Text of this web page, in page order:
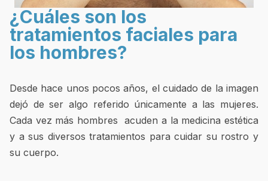
¿Cuáles son los
tratamientos faciales para
los hombres?
Desde hace unos pocos años, el cuidado de la imagen
dejó de ser algo referido únicamente a las mujeres.
Cada vez más hombres acuden a la medicina estética
y a sus diversos tratamientos para cuidar su rostro y
su cuerpo.